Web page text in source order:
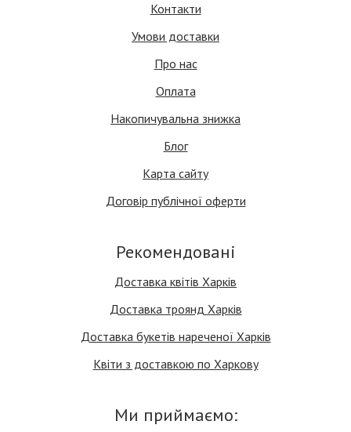
Контакти
Умови доставки
Про нас
Оплата
Накопичувальна знижка
Блог
Карта сайту
Договір публічної оферти
Рекомендовані
Доставка квітів Харків
Доставка троянд Харків
Доставка букетів нареченої Харків
Квіти з доставкою по Харкову
Ми приймаємо: